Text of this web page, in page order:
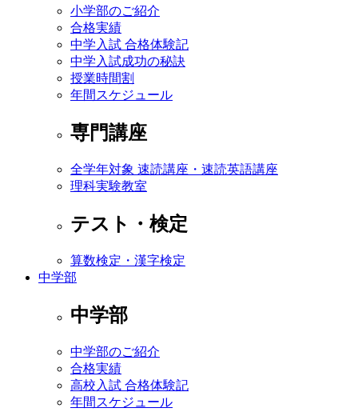
小学部のご紹介
合格実績
中学入試 合格体験記
中学入試成功の秘訣
授業時間割
年間スケジュール
専門講座
全学年対象 速読講座・速読英語講座
理科実験教室
テスト・検定
算数検定・漢字検定
中学部
中学部
中学部のご紹介
合格実績
高校入試 合格体験記
年間スケジュール